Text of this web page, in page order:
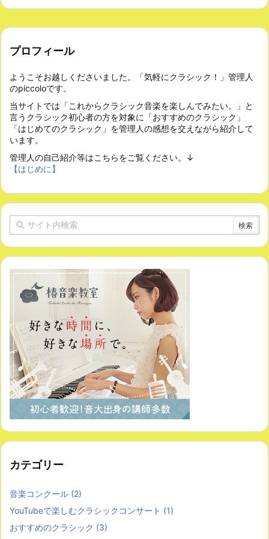
プロフィール
ようこそお越しくださいました。「気軽にクラシック！」管理人
のpiccoloです。
当サイトでは「これからクラシック音楽を楽しんでみたい。」と
言うクラシック初心者の方を対象に「おすすめのクラシック」
「はじめてのクラシック」を管理人の感想を交えながら紹介して
います。
管理人の自己紹介等はこちらをご覧ください。↓
【はじめに】
カテゴリー
音楽コンクール (2)
YouTubeで楽しむクラシックコンサート (1)
おすすめのクラシック (3)